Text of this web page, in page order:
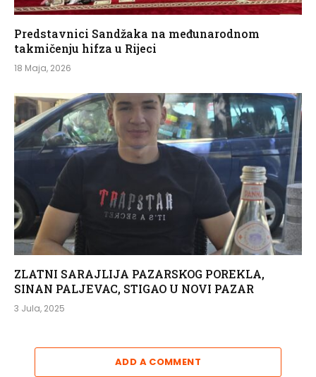
Predstavnici Sandžaka na međunarodnom
takmičenju hifza u Rijeci
18 Maja, 2026
ZLATNI SARAJLIJA PAZARSKOG POREKLA,
SINAN PALJEVAC, STIGAO U NOVI PAZAR
3 Jula, 2025
ADD A COMMENT